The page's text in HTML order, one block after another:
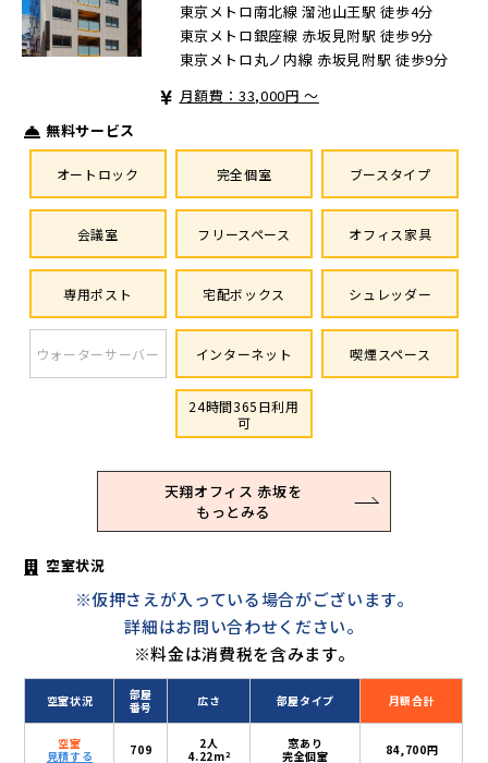
東京メトロ南北線 溜池山王駅 徒歩4分
東京メトロ銀座線 赤坂見附駅 徒歩9分
東京メトロ丸ノ内線 赤坂見附駅 徒歩9分
月額費：33,000円 ～
無料サービス
オートロック 完全個室 ブースタイプ
会議室 フリースペース オフィス家具
専用ポスト 宅配ボックス シュレッダー
ウォーターサーバー インターネット 喫煙スペース
24時間365日利用
可
天翔オフィス 赤坂を
もっとみる
空室状況
※仮押さえが入っている場合がございます。
詳細はお問い合わせください。
※料金は消費税を含みます。
空室状況
部屋
番号
広さ 部屋タイプ 月額合計
空室
見積する
709
2人
4.22m2
窓あり
完全個室
84,700円